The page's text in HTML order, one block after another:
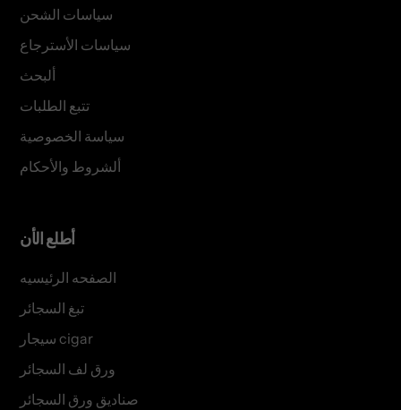
سياسات الشحن
سياسات الأسترجاع
ألبحث
تتبع الطلبات
سياسة الخصوصية
ألشروط والأحكام
أطلع الأن
الصفحه الرئيسيه
تبغ السجائر
سيجار cigar
ورق لف السجائر
صناديق ورق السجائر